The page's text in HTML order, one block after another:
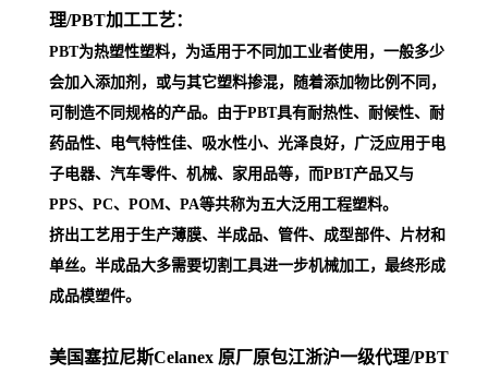
理/PBT加工工艺：
PBT为热塑性塑料，为适用于不同加工业者使用，一般多少
会加入添加剂，或与其它塑料掺混，随着添加物比例不同，
可制造不同规格的产品。由于PBT具有耐热性、耐候性、耐
药品性、电气特性佳、吸水性小、光泽良好，广泛应用于电
子电器、汽车零件、机械、家用品等，而PBT产品又与
PPS、PC、POM、PA等共称为五大泛用工程塑料。
挤出工艺用于生产薄膜、半成品、管件、成型部件、片材和
单丝。半成品大多需要切割工具进一步机械加工，最终形成
成品模塑件。
美国塞拉尼斯Celanex 原厂原包江浙沪一级代理/PBT